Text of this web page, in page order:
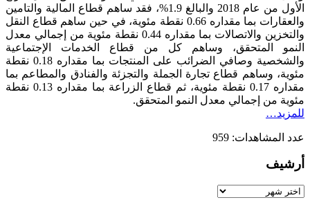
الأول من عام 2018 والبالغ 1.9%، فقد ساهم قطاع المالية والتامين
والعقارات بما مقداره 0.66 نقطة مئوية، في حين ساهم قطاع النقل
والتخزين والاتصالات بما مقداره 0.44 نقطة مئوية من إجمالي معدل
النمو المتحقق، وساهم كل من قطاع الخدمات الإجتماعية
والشخصية وصافي الضرائب على المنتجات بما مقداره 0.18 نقطة
مئوية، وساهم قطاع تجارة الجملة والتجزئة والفنادق والمطاعم بما
مقداره 0.17 نقطة مئوية، ثم قطاع الزراعة بما مقداره 0.13 نقطة
مئوية من إجمالي معدل النمو المتحقق.
للمزيد…
عدد المشاهدات: 959
أرشيف
أرشيف